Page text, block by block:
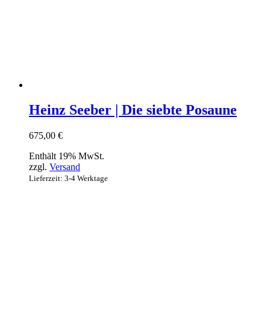
Heinz Seeber | Die siebte Posaune
675,00 €
Enthält 19% MwSt.
zzgl. Versand
Lieferzeit: 3-4 Werktage